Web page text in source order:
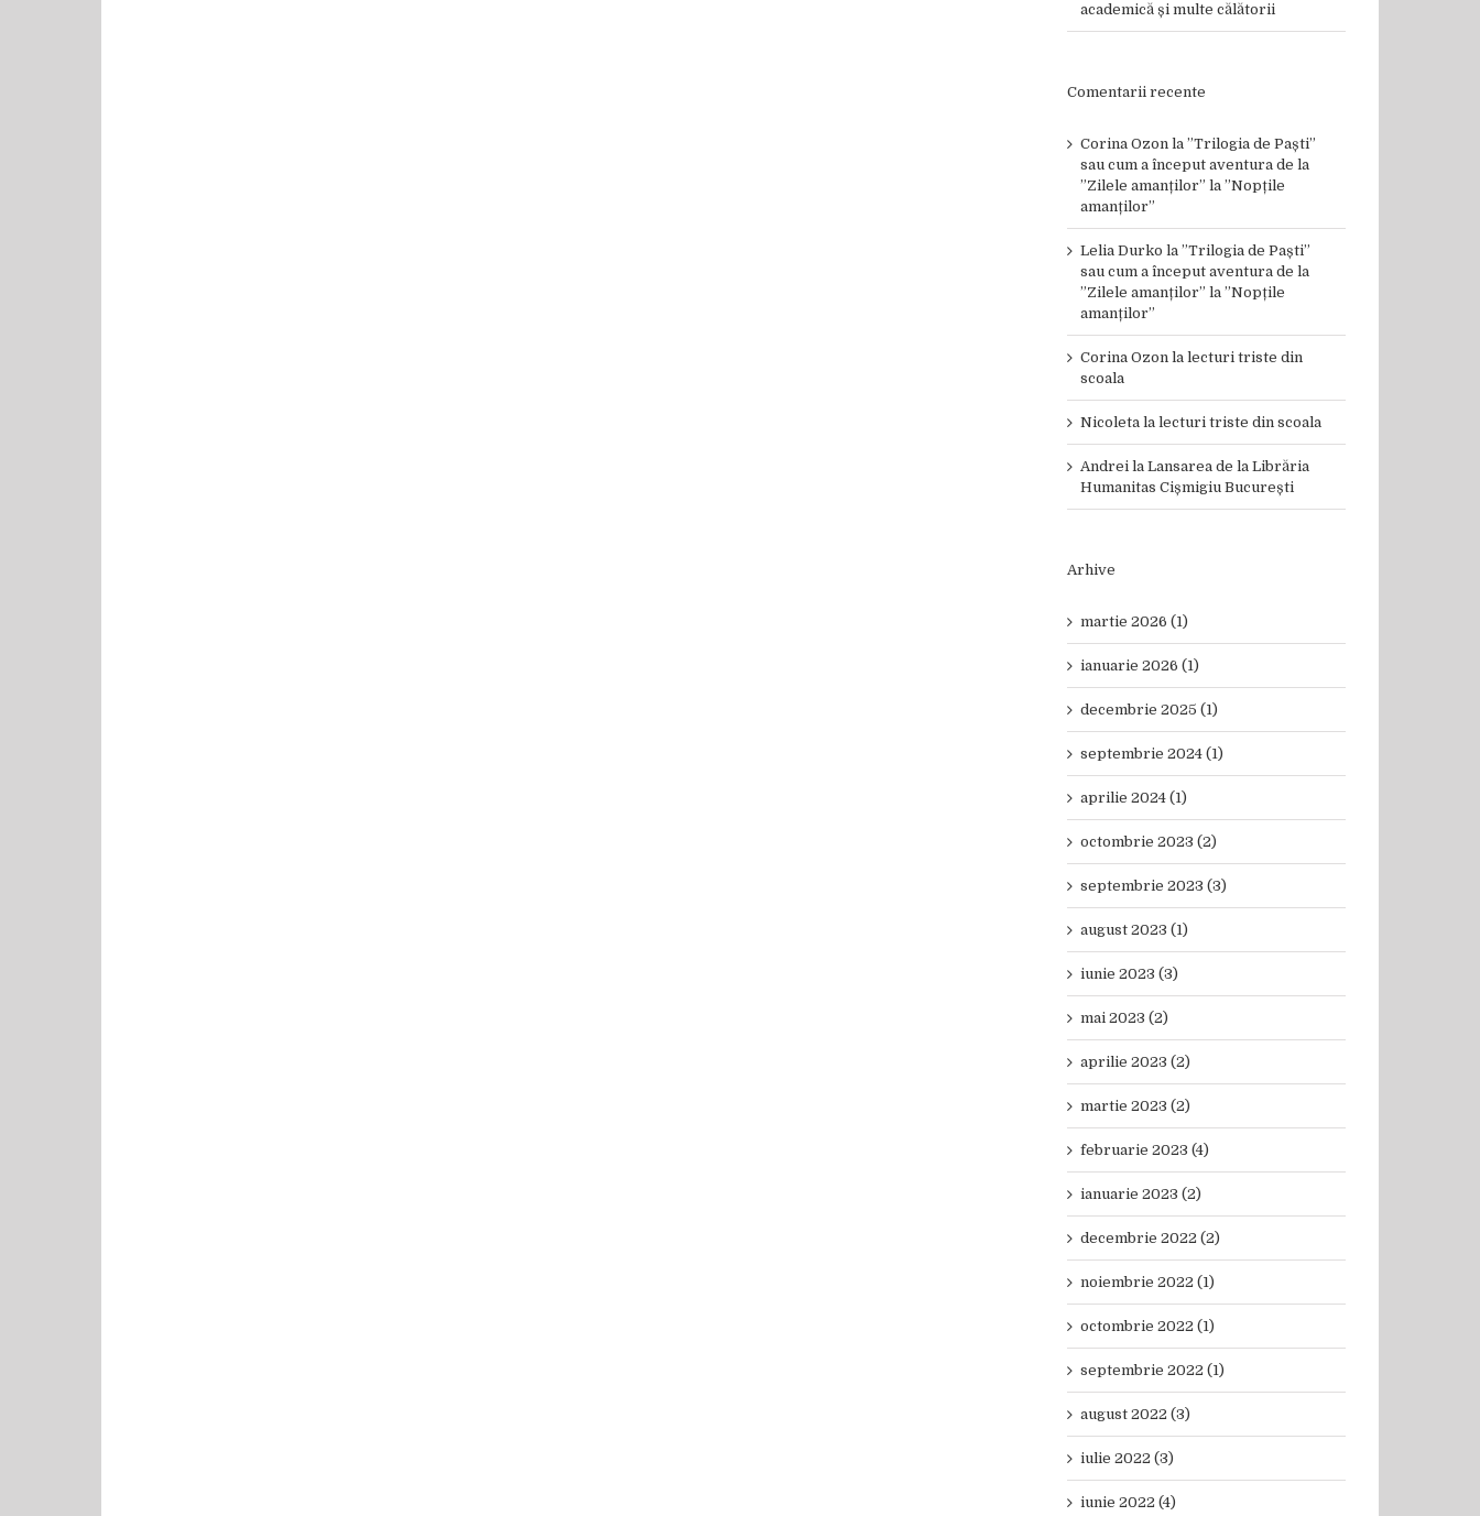
academică și multe călătorii
Comentarii recente
Corina Ozon la ”Trilogia de Paști”
sau cum a început aventura de la
”Zilele amanților” la ”Nopțile
amanților”
Lelia Durko la ”Trilogia de Paști”
sau cum a început aventura de la
”Zilele amanților” la ”Nopțile
amanților”
Corina Ozon la lecturi triste din
scoala
Nicoleta la lecturi triste din scoala
Andrei la Lansarea de la Librăria
Humanitas Cișmigiu București
Arhive
martie 2026 (1)
ianuarie 2026 (1)
decembrie 2025 (1)
septembrie 2024 (1)
aprilie 2024 (1)
octombrie 2023 (2)
septembrie 2023 (3)
august 2023 (1)
iunie 2023 (3)
mai 2023 (2)
aprilie 2023 (2)
martie 2023 (2)
februarie 2023 (4)
ianuarie 2023 (2)
decembrie 2022 (2)
noiembrie 2022 (1)
octombrie 2022 (1)
septembrie 2022 (1)
august 2022 (3)
iulie 2022 (3)
iunie 2022 (4)